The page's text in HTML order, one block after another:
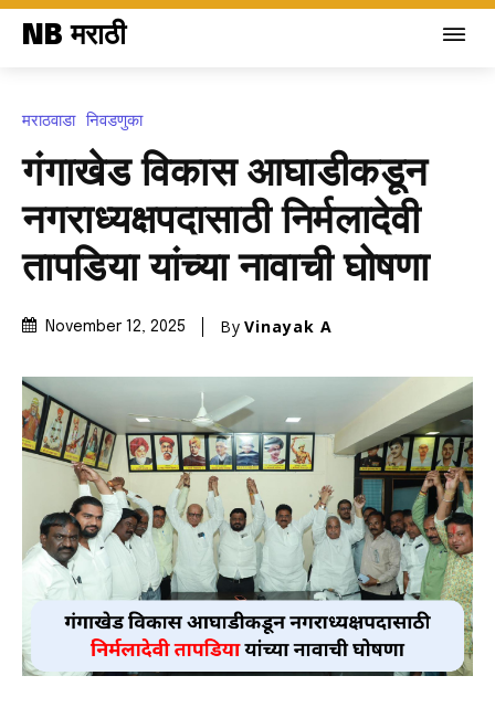
NB मराठी
मराठवाडा निवडणुका
गंगाखेड विकास आघाडीकडून
नगराध्यक्षपदासाठी निर्मलादेवी
तापडिया यांच्या नावाची घोषणा
November 12, 2025 By Vinayak A